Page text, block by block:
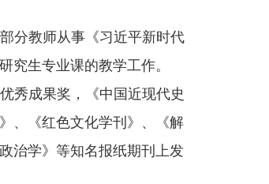
分教师从事《习近平新时代
究生专业课的教学工作。
秀成果奖，《中国近现代史
、《红色文化学刊》、《解
治学》等知名报纸期刊上发